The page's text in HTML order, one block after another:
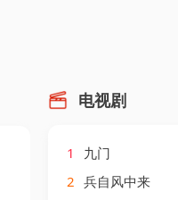
电视剧
1
九门
2 兵自风中来